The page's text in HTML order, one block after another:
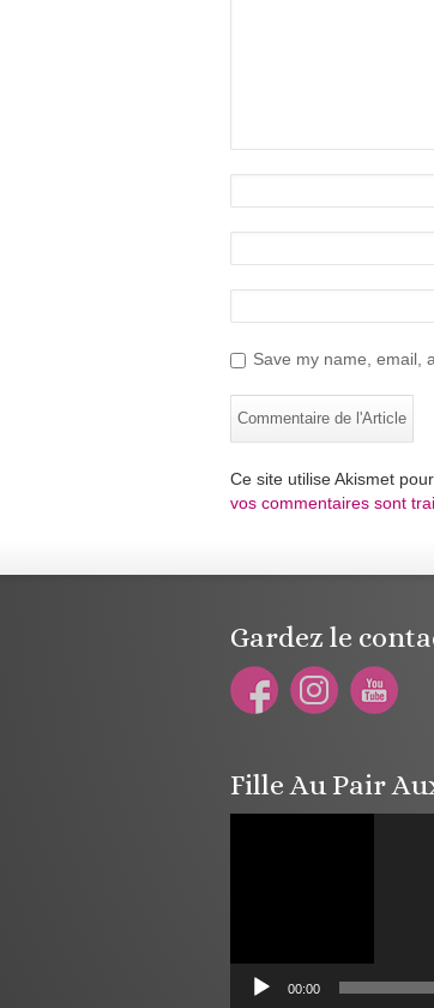
Save my name, email,
Ce site utilise Akismet
vos commentaires sont
Gardez le
Fille Au Pair
00:00